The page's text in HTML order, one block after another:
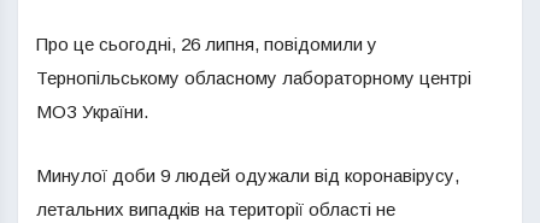
Про це сьогодні, 26 липня, повідомили у
Тернопільському обласному лабораторному центрі
МОЗ України.
Минулої доби 9 людей одужали від коронавірусу,
летальних випадків на території області не